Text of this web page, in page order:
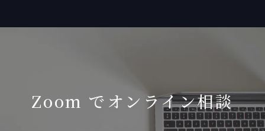
Zoom でオンライン相談